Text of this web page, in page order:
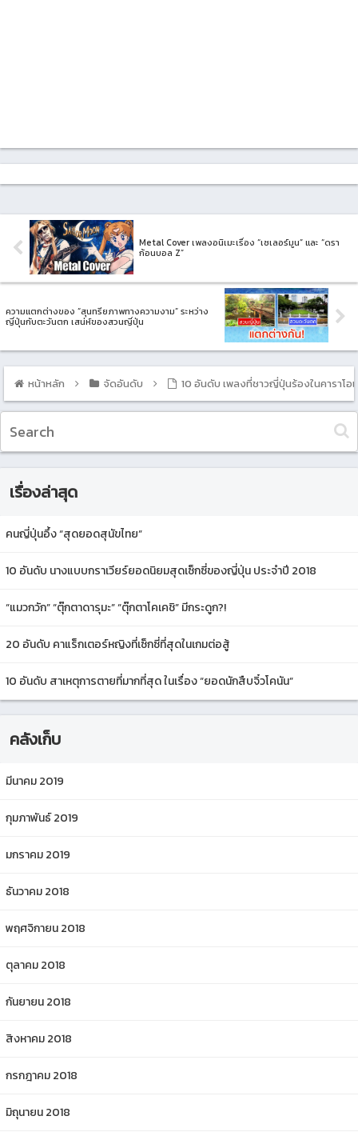
Metal Cover เพลงอนิเมะเรื่อง “เซเลอร์มูน” และ “ดรา
ก้อนบอล Z”
ความแตกต่างของ “สุนทรียภาพทางความงาม” ระหว่าง
ญี่ปุ่นกับตะวันตก เสน่ห์ของสวนญี่ปุ่น
หน้าหลัก จัดอันดับ 10 อันดับ เพลงที่ชาวญี่ปุ่นร้องในคาราโ
เรื่องล่าสุด
คนญี่ปุ่นอึ้ง “สุดยอดสุนัขไทย”
10 อันดับ นางแบบกราเวียร์ยอดนิยมสุดเซ็กซี่ของญี่ปุ่น ประจำปี 2018
“แมวกวัก” “ตุ๊กตาดารุมะ” “ตุ๊กตาโคเคชิ” มีกระดูก?!
20 อันดับ คาแร็กเตอร์หญิงที่เซ็กซี่ที่สุดในเกมต่อสู้
10 อันดับ สาเหตุการตายที่มากที่สุด ในเรื่อง “ยอดนักสืบจิ๋วโคนัน”
คลังเก็บ
มีนาคม 2019
กุมภาพันธ์ 2019
มกราคม 2019
ธันวาคม 2018
พฤศจิกายน 2018
ตุลาคม 2018
กันยายน 2018
สิงหาคม 2018
กรกฎาคม 2018
มิถุนายน 2018